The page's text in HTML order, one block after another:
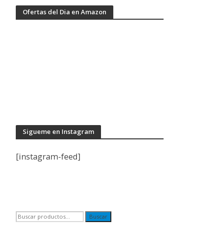
Ofertas del Dia en Amazon
Sigueme en Instagram
[instagram-feed]
Buscar
por:
Buscar